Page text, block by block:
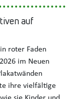
auf
roter Faden
im Neuen
ihre vielfältige